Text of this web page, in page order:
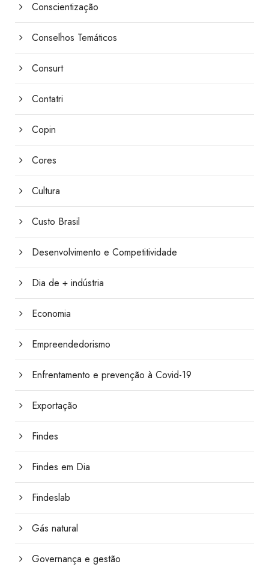
Conscientização
Conselhos Temáticos
Consurt
Contatri
Copin
Cores
Cultura
Custo Brasil
Desenvolvimento e Competitividade
Dia de + indústria
Economia
Empreendedorismo
Enfrentamento e prevenção à Covid-19
Exportação
Findes
Findes em Dia
Findeslab
Gás natural
Governança e gestão